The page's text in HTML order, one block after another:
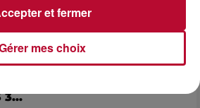
3...
mes choix
et fermer